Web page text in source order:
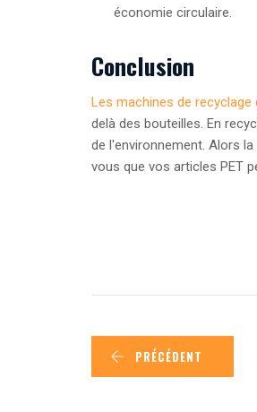
économie circulaire.
Conclusion
Les machines de recyclage
delà des bouteilles. En
de l'environnement. Alors
vous que vos articles PET
PRÉCÉDENT